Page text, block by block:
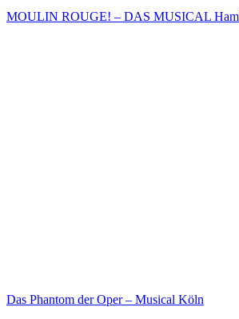
MOULIN ROUGE! – DAS MUSICAL
Das Phantom der Oper – Musical Köln